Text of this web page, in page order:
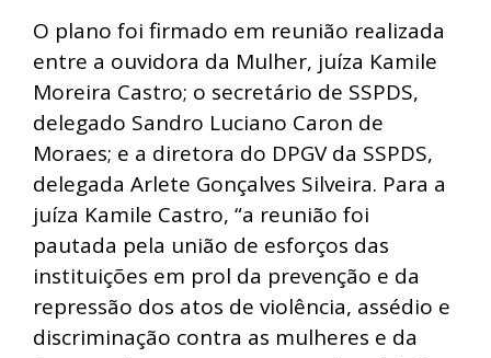
O plano foi firmado em reunião realizada
entre a ouvidora da Mulher, juíza Kamile
Moreira Castro; o secretário de SSPDS,
delegado Sandro Luciano Caron de
Moraes; e a diretora do DPGV da SSPDS,
delegada Arlete Gonçalves Silveira. Para a
juíza Kamile Castro, “a reunião foi
pautada pela união de esforços das
instituições em prol da prevenção e da
repressão dos atos de violência, assédio e
discriminação contra as mulheres e da